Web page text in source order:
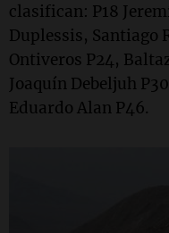
clasifican: P18
Duplessis, Santiago
Ontiveros P24,
Joaquín Debeljuh
Eduardo Alan P46.